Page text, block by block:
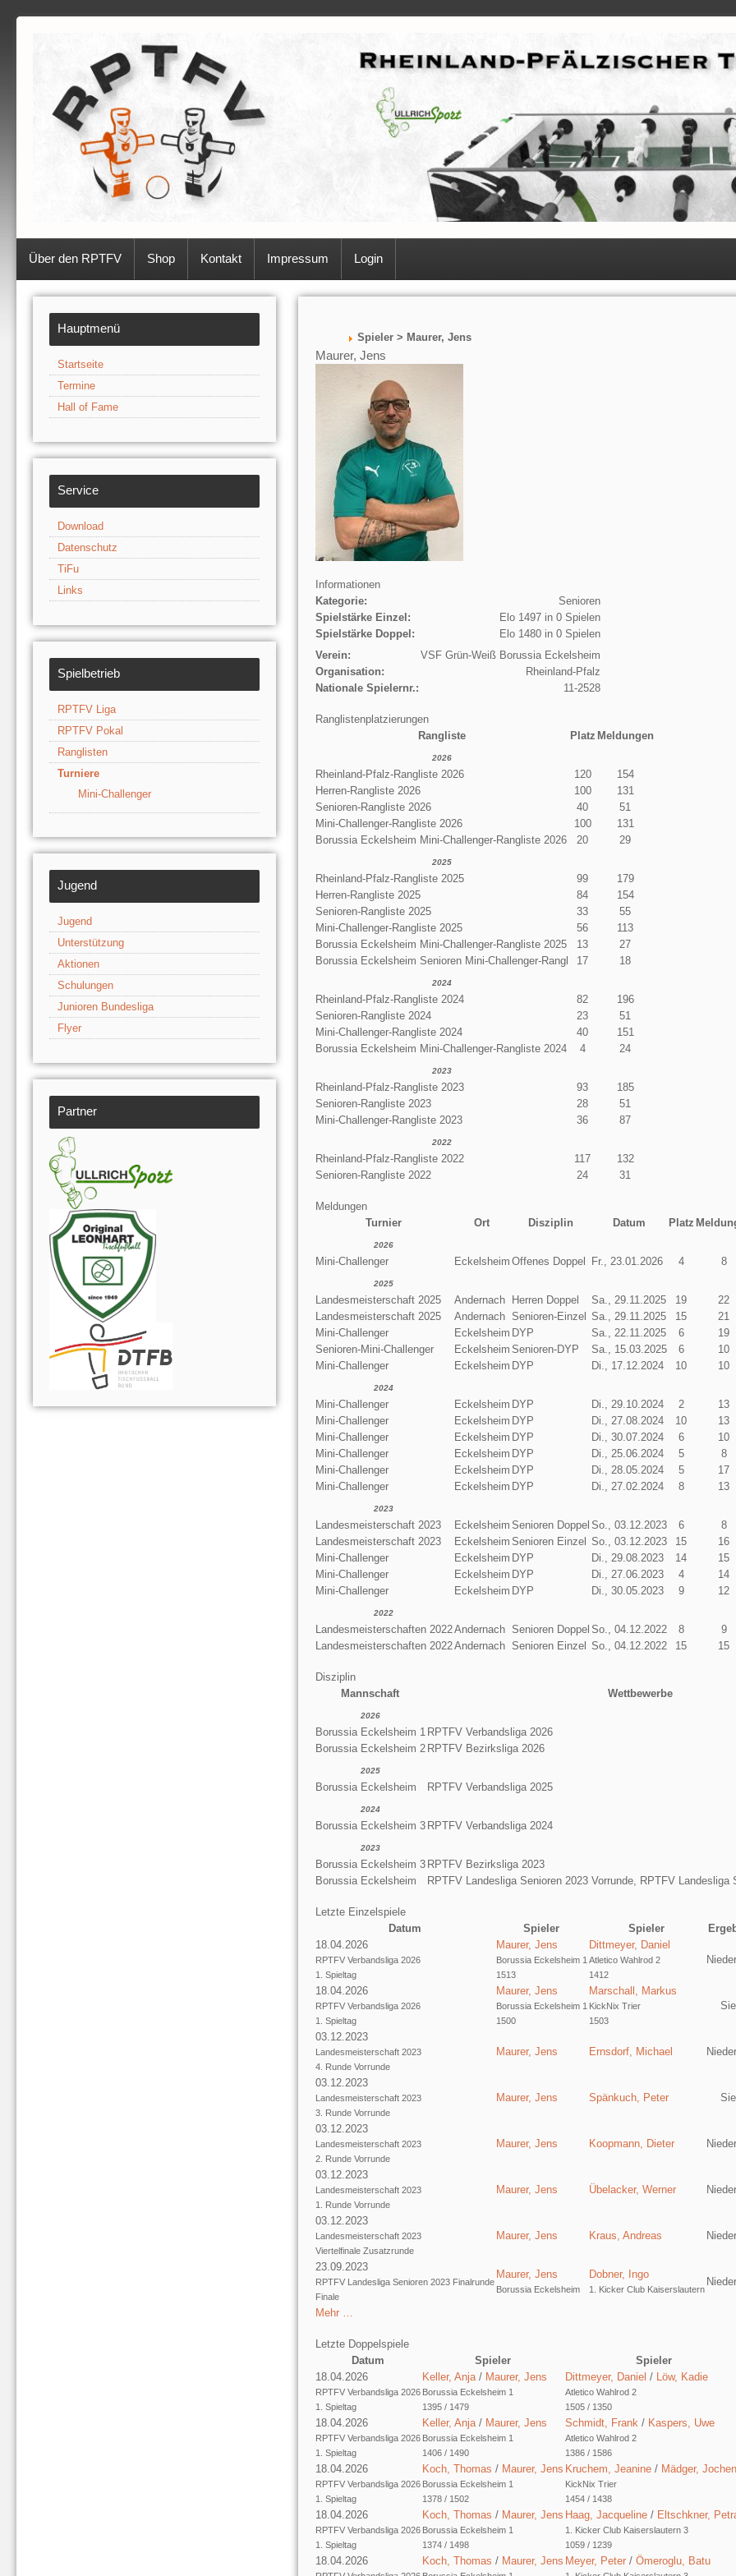
Über den RPTFV Shop Kontakt Impressum Login
Hauptmenü
Startseite
Termine
Hall of Fame
Service
Download
Datenschutz
TiFu
Links
Spielbetrieb
RPTFV Liga
RPTFV Pokal
Ranglisten
Turniere
Mini-Challenger
Jugend
Jugend
Unterstützung
Aktionen
Schulungen
Junioren Bundesliga
Flyer
Partner
Spieler > Maurer, Jens
Maurer, Jens
Informationen
Kategorie:
Senioren
Spielstärke Einzel:
Elo 1497 in 0 Spielen
Spielstärke Doppel:
Elo 1480 in 0 Spielen
Verein:
VSF Grün-Weiß Borussia Eckelsheim
Organisation:
Rheinland-Pfalz
Nationale Spielernr.:
11-2528
Ranglistenplatzierungen
Rangliste
Platz Meldungen
2026
Rheinland-Pfalz-Rangliste 2026 120
154
Herren-Rangliste 2026
100
131
Senioren-Rangliste 2026
40
51
Mini-Challenger-Rangliste 2026
100
131
Borussia Eckelsheim Mini-Challenger-Rangliste 2026
20 29
2025
Rheinland-Pfalz-Rangliste 2025 99
179
Herren-Rangliste 2025
84
154
Senioren-Rangliste 2025
33
55
Mini-Challenger-Rangliste 2025
56
113
Borussia Eckelsheim Mini-Challenger-Rangliste 2025
13
27
Borussia Eckelsheim Senioren Mini-Challenger-Rangl
17 18
2024
Rheinland-Pfalz-Rangliste 2024 82
196
Senioren-Rangliste 2024
23
51
Mini-Challenger-Rangliste 2024
40
151
Borussia Eckelsheim Mini-Challenger-Rangliste 2024
4 24
2023
Rheinland-Pfalz-Rangliste 2023 93
185
Senioren-Rangliste 2023
28
51
Mini-Challenger-Rangliste 2023
36 87
2022
Rheinland-Pfalz-Rangliste 2022 117
132
Senioren-Rangliste 2022
24 31
Meldungen
Turnier
Ort Disziplin Datum Platz
2026
Mini-Challenger Eckelsheim Offenes Doppel Fr., 23.01.2026 4 8
2025
Landesmeisterschaft 2025 Andernach Herren Doppel Sa., 29.11.2025 19
22
Landesmeisterschaft 2025
Andernach Senioren-Einzel Sa., 29.11.2025 15
21
Mini-Challenger
Eckelsheim DYP Sa., 22.11.2025 6
19
Senioren-Mini-Challenger
Eckelsheim Senioren-DYP Sa., 15.03.2025 6
10
Mini-Challenger
Eckelsheim DYP Di., 17.12.2024 10 10
2024
Mini-Challenger Eckelsheim DYP Di., 29.10.2024 2
13
Mini-Challenger
Eckelsheim DYP Di., 27.08.2024 10
13
Mini-Challenger
Eckelsheim DYP Di., 30.07.2024 6
10
Mini-Challenger
Eckelsheim DYP Di., 25.06.2024 5
8
Mini-Challenger
Eckelsheim DYP Di., 28.05.2024 5
17
Mini-Challenger
Eckelsheim DYP Di., 27.02.2024 8 13
2023
Landesmeisterschaft 2023 Eckelsheim Senioren Doppel So., 03.12.2023 6
8
Landesmeisterschaft 2023
Eckelsheim Senioren Einzel So., 03.12.2023 15
16
Mini-Challenger
Eckelsheim DYP Di., 29.08.2023 14
15
Mini-Challenger
Eckelsheim DYP Di., 27.06.2023 4
14
Mini-Challenger
Eckelsheim DYP Di., 30.05.2023 9 12
2022
Landesmeisterschaften 2022Andernach Senioren Doppel So., 04.12.2022 8
9
Landesmeisterschaften 2022Andernach Senioren Einzel So., 04.12.2022 15 15
Disziplin
Mannschaft
Wettbewerbe
2026
Borussia Eckelsheim 1 RPTFV Verbandsliga 2026
Borussia Eckelsheim 2 RPTFV Bezirksliga 2026
2025
Borussia Eckelsheim RPTFV Verbandsliga 2025
2024
Borussia Eckelsheim 3 RPTFV Verbandsliga 2024
2023
Borussia Eckelsheim 3 RPTFV Bezirksliga 2023
Borussia Eckelsheim
RPTFV Landesliga Senioren 2023 Vorrunde, RPTFV Landesliga
Letzte Einzelspiele
Datum
Spieler Spieler
18.04.2026
RPTFV Verbandsliga 2026
1. Spieltag
Maurer, Jens
Borussia Eckelsheim 1
1513
Dittmeyer, Daniel
Atletico Wahlrod 2
1412
18.04.2026
RPTFV Verbandsliga 2026
1. Spieltag
Maurer, Jens
Borussia Eckelsheim 1
1500
Marschall, Markus
KickNix Trier
1503
03.12.2023
Landesmeisterschaft 2023
4. Runde Vorrunde
Maurer, Jens Ernsdorf, Michael
03.12.2023
Landesmeisterschaft 2023
3. Runde Vorrunde
Maurer, Jens Spänkuch, Peter
03.12.2023
Landesmeisterschaft 2023
2. Runde Vorrunde
Maurer, Jens Koopmann, Dieter
03.12.2023
Landesmeisterschaft 2023
1. Runde Vorrunde
Maurer, Jens Übelacker, Werner
03.12.2023
Landesmeisterschaft 2023
Viertelfinale Zusatzrunde
Maurer, Jens Kraus, Andreas
23.09.2023
RPTFV Landesliga Senioren 2023 Finalrunde
Finale
Maurer, Jens
Borussia Eckelsheim
Dobner, Ingo
1. Kicker Club Kaiserslautern
Mehr …
Letzte Doppelspiele
Datum
Spieler
Spieler
18.04.2026
RPTFV Verbandsliga 2026
1. Spieltag
Keller, Anja/ Maurer, Jens
Borussia Eckelsheim 1
1395 / 1479
Dittmeyer, Daniel / Löw, Kadie
Atletico Wahlrod 2
1505 / 1350
18.04.2026
RPTFV Verbandsliga 2026
1. Spieltag
Keller, Anja/ Maurer, Jens
Borussia Eckelsheim 1
1406 / 1490
Schmidt, Frank / Kaspers, Uwe
Atletico Wahlrod 2
1386 / 1586
18.04.2026
RPTFV Verbandsliga 2026
1. Spieltag
Koch, Thomas / Maurer, Jens
Borussia Eckelsheim 1
1378 / 1502
Kruchem, Jeanine/ Mädger, Jochen
KickNix Trier
1454 / 1438
18.04.2026
RPTFV Verbandsliga 2026
1. Spieltag
Koch, Thomas / Maurer, Jens
Borussia Eckelsheim 1
1374 / 1498
Haag, Jacqueline/ Eltschkner,
1. Kicker Club Kaiserslautern 3
1059 / 1239
18.04.2026 Koch, Thomas / Maurer, Jens Meyer, Peter/ Ömeroglu, Batu